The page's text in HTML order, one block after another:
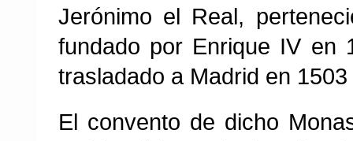
Jerónimo el Real,
fundado por Enrique IV en
trasladado a Madrid en
El convento de dicho